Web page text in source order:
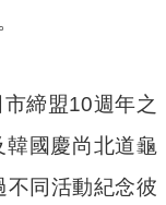
締盟10週年之
國慶尚北道龜
不同活動紀念彼